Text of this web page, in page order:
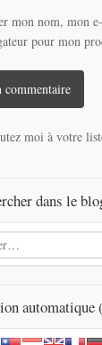
mon nom, mon
pour mon
moi à votre
dans le
:
automatique